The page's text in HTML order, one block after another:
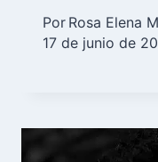
Por Rosa Elena
17 de junio de